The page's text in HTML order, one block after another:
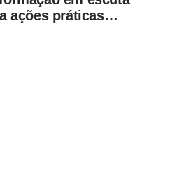
ações práticas